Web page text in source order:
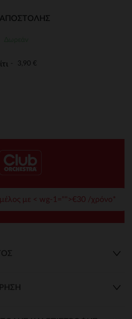
ΑΠΟΣΤΟΛΉΣ
3,90 €
με < wg-1="">€30 /χρόνο*